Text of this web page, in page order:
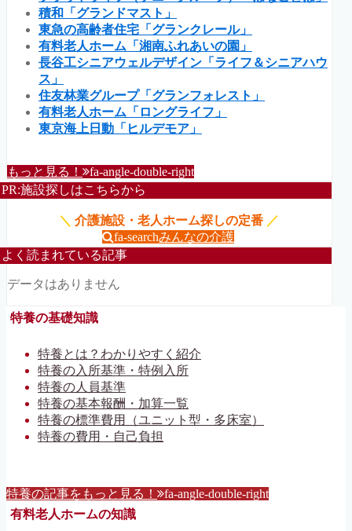
積和「グランドマスト」
東急の高齢者住宅「グランクレール」
有料老人ホーム「湘南ふれあいの園」
長谷工シニアウェルデザイン「ライフ＆シニアハウ
ス」
住友林業グループ「グランフォレスト」
有料老人ホーム「ロングライフ」
東京海上日動「ヒルデモア」
もっと見る！ fa-angle-double-right
PR:施設探しはこちらから
＼ 介護施設・老人ホーム探しの定番 ／
fa-searchみんなの介護
よく読まれている記事
データはありません
特養の基礎知識
特養とは？わかりやすく紹介
特養の入所基準・特例入所
特養の人員基準
特養の基本報酬・加算一覧
特養の標準費用（ユニット型・多床室）
特養の費用・自己負担
特養の記事をもっと見る！ fa-angle-double-right
有料老人ホームの知識